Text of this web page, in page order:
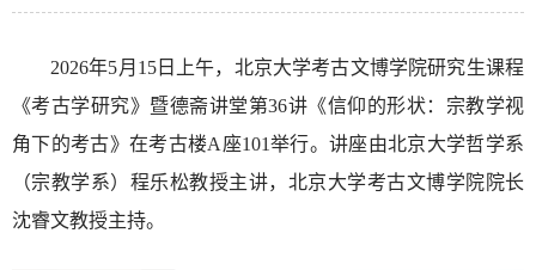
2026年5月15日上午，北京大学考古文博学院研究生课程
《考古学研究》暨德斋讲堂第36讲《信仰的形状：宗教学视
角下的考古》在考古楼A座101举行。讲座由北京大学哲学系
（宗教学系）程乐松教授主讲，北京大学考古文博学院院长
沈睿文教授主持。